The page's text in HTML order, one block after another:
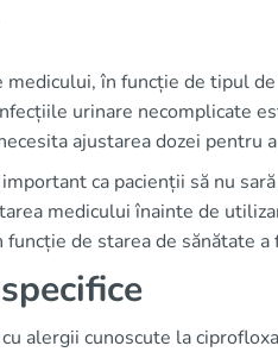
în funcție de tipul
urinare necomplicate
ajustarea dozei pentru
ca pacienții să nu
medicului înainte de
de starea de sănătate a
alergii cunoscute la